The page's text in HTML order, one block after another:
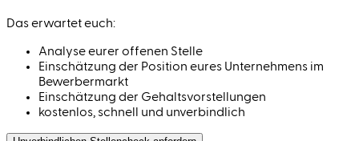
Das erwartet euch:
Analyse eurer offenen Stelle
Einschätzung der Position eures Unternehmens im
Bewerbermarkt
Einschätzung der Gehaltsvorstellungen
kostenlos, schnell und unverbindlich